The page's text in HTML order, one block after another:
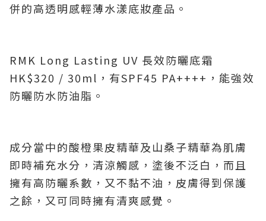
併的高透明感輕薄水漾底妝產品。
RMK Long Lasting UV 長效防曬底霜
HK$320 / 30ml，有SPF45 PA++++，能強效
防曬防水防油脂。
成分當中的酸橙果皮精華及山桑子精華為肌膚
即時補充水分，清涼觸感，塗後不泛白，而且
擁有高防曬系數，又不黏不油，皮膚得到保護
之餘，又可同時擁有清爽感覺。